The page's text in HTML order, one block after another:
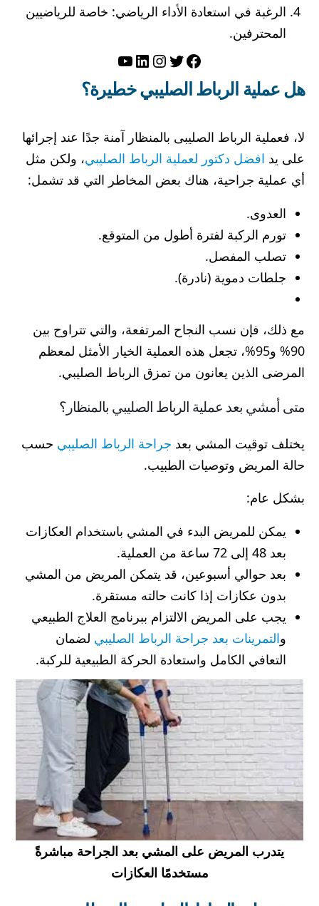
الرغبة في استعادة الأداء الرياضي: خاصة للرياضيين
المحترفين.
فيسبوك
تويترإنستجرام
لينكد إنيوتيوب
هل عملية الرباط الصليبي خطيرة؟
لا، فعملية الرباط الصليبى بالمنظار آمنة جدًا عند إجرائها
على يد افضل دكتور لعملية الرباط الصليبي، ولكن مثل
أي عملية جراحية، هناك بعض المخاطر التي قد تشمل:
العدوى.
تورم الركبة لفترة أطول من المتوقع.
تصلب المفصل.
جلطات دموية (نادرة).
مع ذلك، فإن نسب النجاح المرتفعة، والتي تتراوح بين
90% و95%، تجعل هذه العملية الخيار الأمثل لمعظم
المرضى الذين يعانون من تمزق الرباط الصليبي.
متى أمشي بعد عملية الرباط الصليبي بالمنظار؟
يختلف توقيت المشي بعد جراحة الرباط الصليبي حسب
حالة المريض وتوصيات الطبيب.
بشكل عام:
يمكن للمريض البدء في المشي باستخدام العكازات
بعد 48 إلى 72 ساعة من العملية.
بعد حوالي أسبوعين، قد يتمكن المريض من المشي
بدون عكازات إذا كانت حالته مستقرة.
يجب على المريض الالتزام ببرنامج العلاج الطبيعي
والتمرينات بعد جراحة الرباط الصليبي لضمان
التعافي الكامل واستعادة الحركة الطبيعية للركبة.
يتدرب المريض على المشي بعد الجراحة مباشرةً
مستخدمًا العكازات